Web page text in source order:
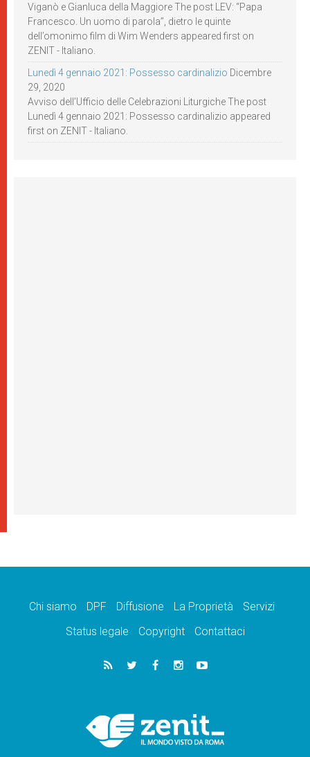
Viganò e Gianluca della Maggiore The post LEV: “Papa
Francesco. Un uomo di parola”, dietro le quinte
dell’omonimo film di Wim Wenders appeared first on
ZENIT - Italiano.
Lunedì 4 gennaio 2021: Possesso cardinalizio Dicembre
29, 2020
Avviso dell’Ufficio delle Celebrazioni Liturgiche The post
Lunedì 4 gennaio 2021: Possesso cardinalizio appeared
first on ZENIT - Italiano.
Chi siamo DPF Diffusione La Proprietà
Servizi
Status legale
Copyright Contattaci